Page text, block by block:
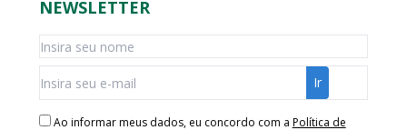
NEWSLETTER
Ao informar meus dados, eu concordo com a Política de